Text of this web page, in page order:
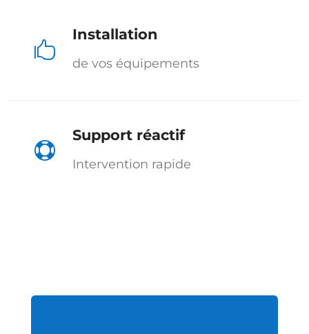

Installation
de vos équipements

Support réactif
Intervention rapide